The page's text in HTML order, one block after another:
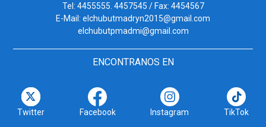
Tel: 4455555. 4457545 / Fax: 4454567
E-Mail: elchubutmadryn2015@gmail.com
elchubutpmadmi@gmail.com
ENCONTRANOS EN
Twitter Facebook Instagram TikTok